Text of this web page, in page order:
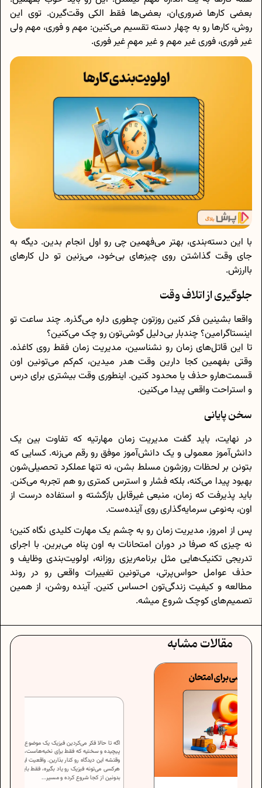
بعضی کارها ضروری‌ان، بعضی‌ها فقط الکی وقت‌گیرن. توی این
روش، کارها رو به چهار دسته تقسیم می‌کنین: مهم و فوری، مهم ولی
غیر فوری، فوری غیر مهم و غیر مهمِ غیر فوری.
با این دسته‌بندی، بهتر می‌فهمین چی رو اول انجام بدین. دیگه به
جای وقت گذاشتن روی چیزهای بی‌خود، می‌زنین تو دل کارهای
باارزش.
جلوگیری از اتلاف وقت
واقعا بشینین فکر کنین روزتون چطوری داره می‌گذره. چند ساعت تو
اینستاگرامین؟ چندبار بی‌دلیل گوشی‌تون رو چک می‌کنین؟
تا این قاتل‌های زمان رو نشناسین، مدیریت زمان فقط روی کاغذه.
وقتی بفهمین کجا دارین وقت هدر میدین، کم‌کم می‌تونین اون
قسمت‌هارو حذف یا محدود کنین. اینطوری وقت بیشتری برای درس
و استراحت واقعی پیدا می‌کنین.
سخن پایانی
در نهایت، باید گفت مدیریت زمان مهارتیه که تفاوت بین یک
دانش‌آموز معمولی و یک دانش‌آموز موفق رو رقم می‌زنه. کسایی که
بتونن بر لحظات روزشون مسلط بشن، نه تنها عملکرد تحصیلی‌شون
بهبود پیدا می‌کنه، بلکه فشار و استرس کمتری رو هم تجربه می‌کنن.
باید پذیرفت که زمان، منبعی غیرقابل بازگشته و استفاده درست از
اون، به‌نوعی سرمایه‌گذاری روی آینده‌ست.
پس از امروز، مدیریت زمان رو به چشم یک مهارت کلیدی نگاه کنین؛
نه چیزی که صرفا در دوران امتحانات به اون پناه می‌برین. با اجرای
تدریجی تکنیک‌هایی مثل برنامه‌ریزی روزانه، اولویت‌بندی وظایف و
حذف عوامل حواس‌پرتی، می‌تونین تغییرات واقعی رو در روند
مطالعه و کیفیت زندگی‌تون احساس کنین. آینده روشن، از همین
تصمیم‌های کوچک شروع میشه.
مقالات مشابه